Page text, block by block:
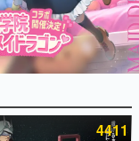
4411